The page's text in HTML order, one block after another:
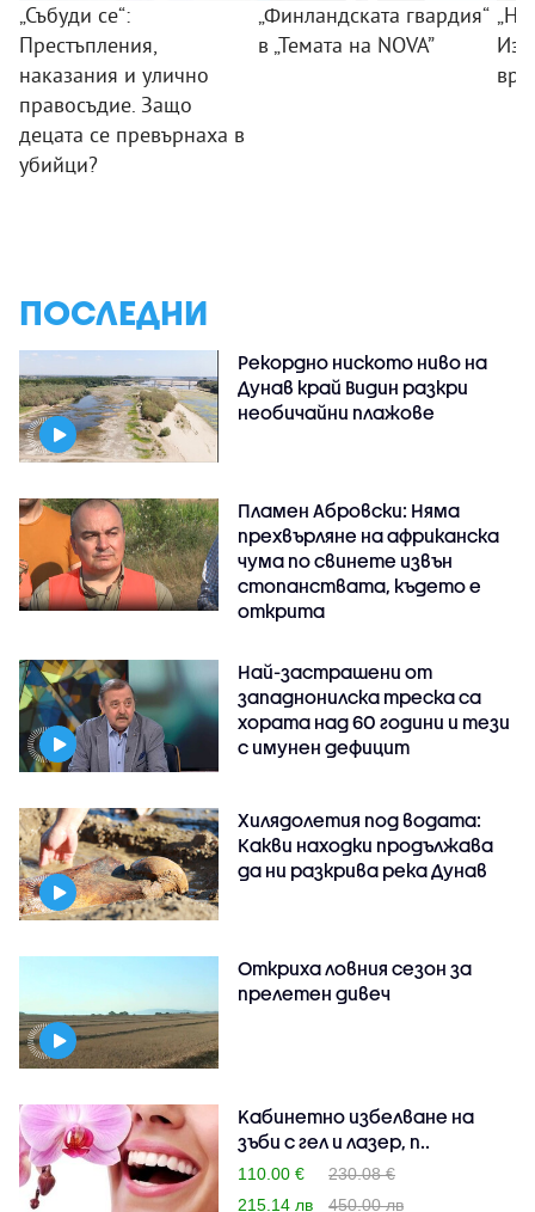
„Събуди се“:
Престъпления,
наказания и улично
правосъдие. Защо
децата се превърнаха в
убийци?
„Финландската гвардия“
в „Темата на NOVA”
ПОСЛЕДНИ
Рекордно ниското ниво на
Дунав край Видин разкри
необичайни плажове
Пламен Абровски: Няма
прехвърляне на африканска
чума по свинете извън
стопанствата, където е
открита
Най-застрашени от
западнонилска треска са
хората над 60 години и тези
с имунен дефицит
Хилядолетия под водата:
Какви находки продължава
да ни разкрива река Дунав
Откриха ловния сезон за
прелетен дивеч
Kабинетно избелване на
зъби с гел и лазер, п..
110.00 €
230.08 €
215.14 лв
450.00 лв